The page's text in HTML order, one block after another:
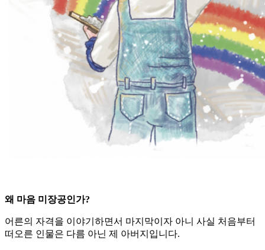
왜 마음 미장공인가?
어른의 자격을 이야기하면서 마지막이자 아니 사실 처음부터
떠오른 인물은 다름 아닌 제 아버지입니다.